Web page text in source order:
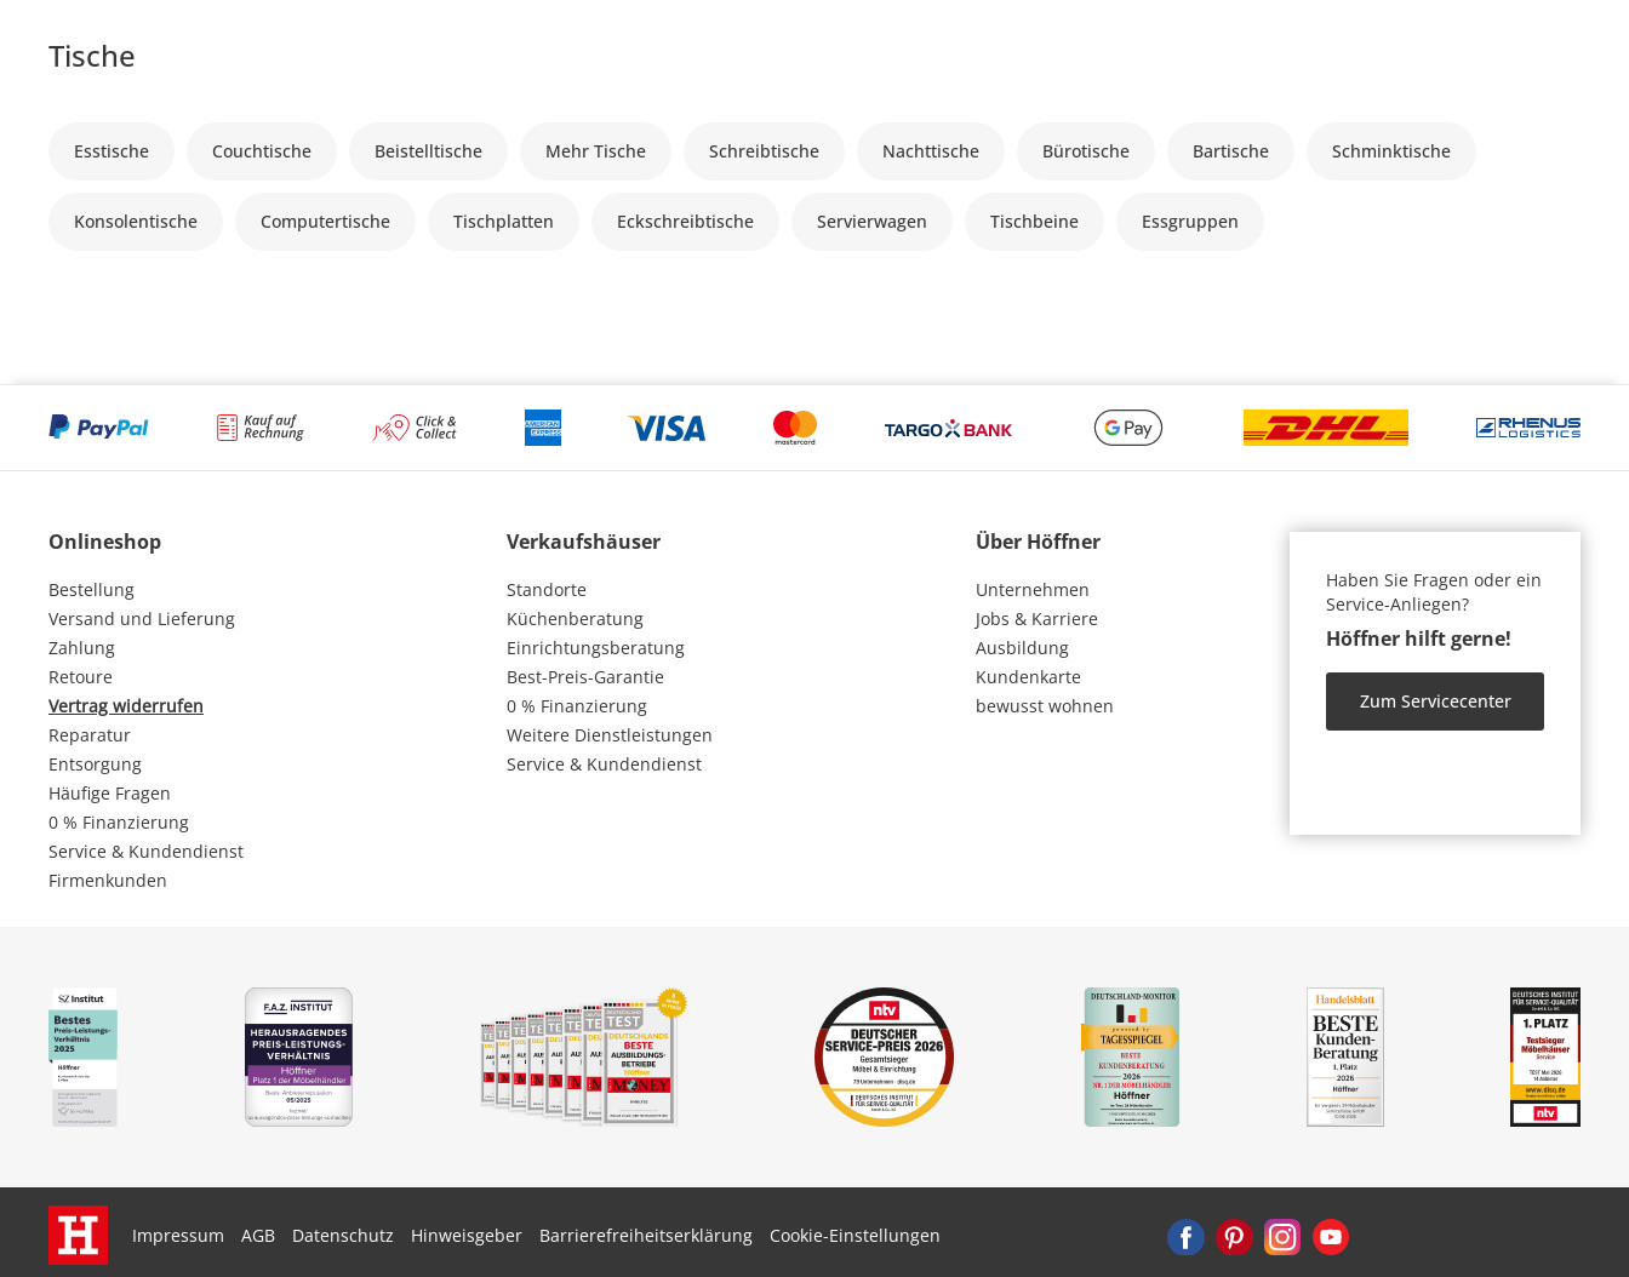
Tische
Esstische Couchtische Beistelltische Mehr Tische Schreibtische Nachttische Bürotische Bartische Schminktische
Konsolentische Computertische Tischplatten Eckschreibtische Servierwagen Tischbeine Essgruppen
Onlineshop
Bestellung
Versand und Lieferung
Zahlung
Retoure
Vertrag widerrufen
Reparatur
Entsorgung
Häufige Fragen
0 % Finanzierung
Service & Kundendienst
Firmenkunden
Verkaufshäuser
Standorte
Küchenberatung
Einrichtungsberatung
Best-Preis-Garantie
0 % Finanzierung
Weitere Dienstleistungen
Service & Kundendienst
Über Höffner
Unternehmen
Jobs & Karriere
Ausbildung
Kundenkarte
bewusst wohnen
Haben Sie Fragen oder ein
Service-Anliegen?
Höffner hilft gerne!
Zum Servicecenter
Impressum AGB Datenschutz Hinweisgeber Barrierefreiheitserklärung Cookie-Einstellungen